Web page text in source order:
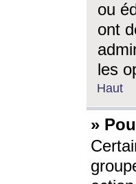
ou
ont
les
Haut
»